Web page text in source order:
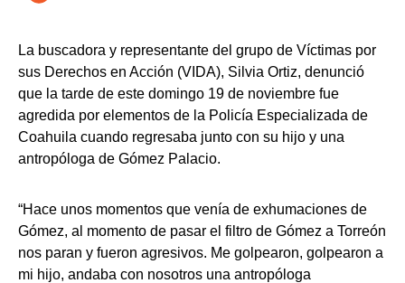
La buscadora y representante del grupo de Víctimas por
sus Derechos en Acción (VIDA), Silvia Ortiz, denunció
que la tarde de este domingo 19 de noviembre fue
agredida por elementos de la Policía Especializada de
Coahuila cuando regresaba junto con su hijo y una
antropóloga de Gómez Palacio.
“Hace unos momentos que venía de exhumaciones de
Gómez, al momento de pasar el filtro de Gómez a Torreón
nos paran y fueron agresivos. Me golpearon, golpearon a
mi hijo, andaba con nosotros una antropóloga